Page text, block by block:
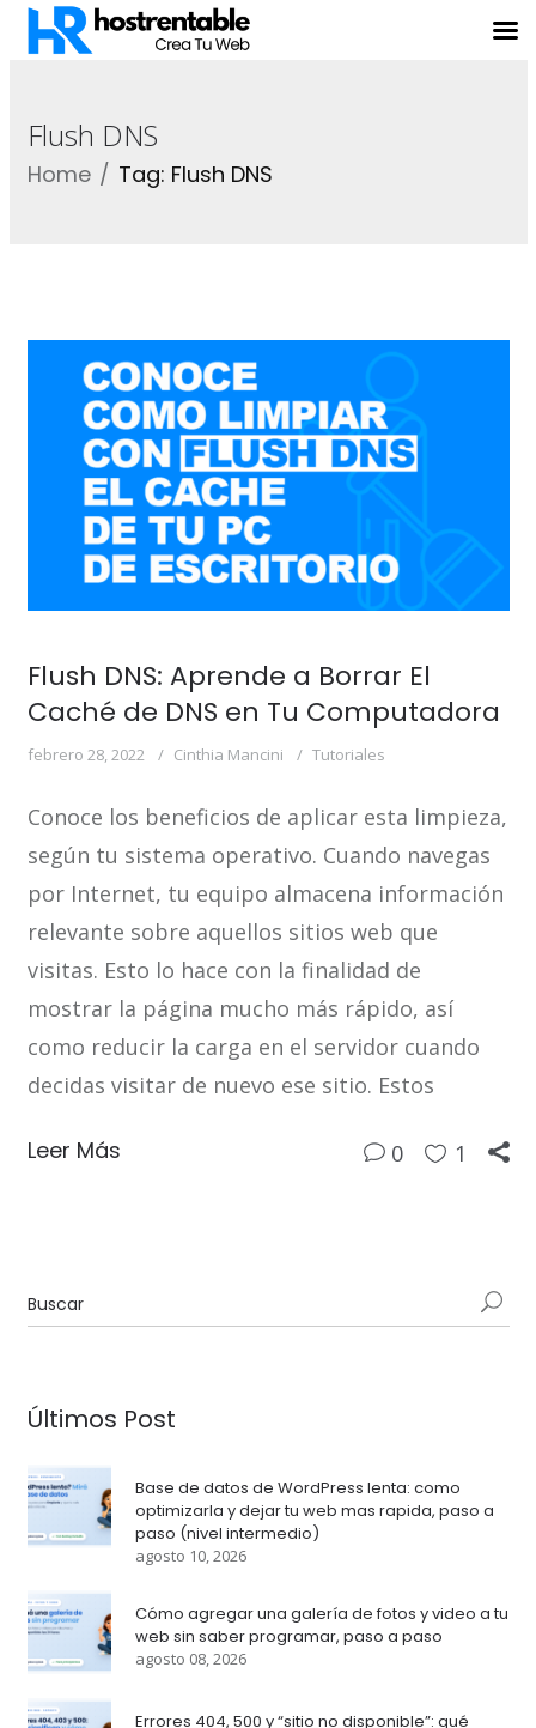
Flush DNS
Home Tag: Flush DNS
Flush DNS: Aprende a Borrar El
Caché de DNS en Tu Computadora
febrero 28, 2022 Cinthia Mancini Tutoriales
Conoce los beneficios de aplicar esta limpieza,
según tu sistema operativo. Cuando navegas
por Internet, tu equipo almacena información
relevante sobre aquellos sitios web que
visitas. Esto lo hace con la finalidad de
mostrar la página mucho más rápido, así
como reducir la carga en el servidor cuando
decidas visitar de nuevo ese sitio. Estos
Leer Más 0 1
Últimos Post
Base de datos de WordPress lenta: como
optimizarla y dejar tu web mas rapida, paso a
paso (nivel intermedio)
agosto 10, 2026
Cómo agregar una galería de fotos y video a tu
web sin saber programar, paso a paso
agosto 08, 2026
Errores 404, 500 y “sitio no disponible”: qué